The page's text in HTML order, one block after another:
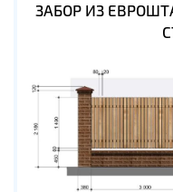
ЗАБОР ИЗ